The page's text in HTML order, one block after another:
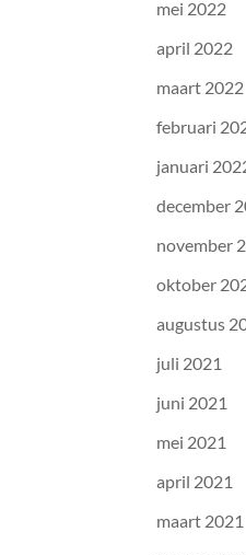
mei 2022
april 2022
maart 2022
februari
januari
december
november
oktober
augustus
juli 2021
juni 2021
mei 2021
april 2021
maart 2021